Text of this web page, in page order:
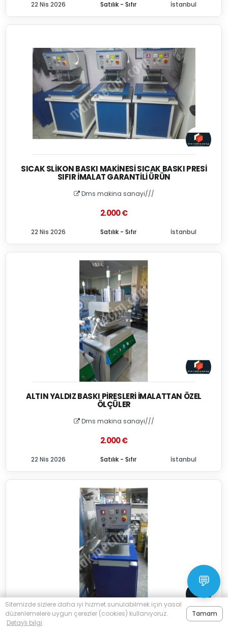
Satılık - Sıfır
22 Nis 2026 İstanbul
SICAK SLIKON BASKI MAKINESI SICAK BASKI PRESI
SIFIR İMALAT GARANTILI ÜRÜN
Dms makina sanayi///
2.000 €
Satılık - Sıfır
22 Nis 2026 İstanbul
ALTIN YALDIZ BASKI PIRESLERI İMALATTAN ÖZEL
ÖLÇÜLER
Dms makina sanayi///
2.000 €
Satılık - Sıfır
22 Nis 2026 İstanbul
YALDIZ BASKI MAKINALARI ÇEŞITLI ÖLÇÜLERDE ÖZEL
💬
Sitemizde sizlere daha iyi hizmet sunulabilmek için yasal
düzenlemelere uygun çerezler (cookies) kullanıyoruz.
Detaylı bilgi
Tamam